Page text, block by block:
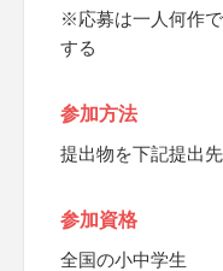
※応募は一人何作
する
参加方法
提出物を下記提出
参加資格
全国の小中学生